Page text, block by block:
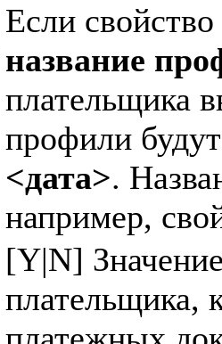
Если
название
плательщика
профили
<дата>.
например,
[Y|N]
плательщика,